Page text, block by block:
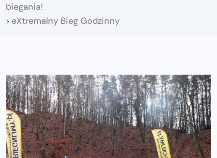
biegania!
> eXtremalny Bieg Godzinny